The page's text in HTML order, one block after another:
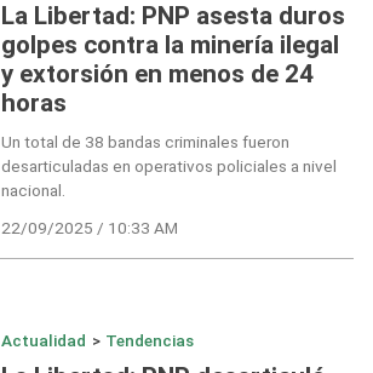
La Libertad: PNP asesta duros
golpes contra la minería ilegal
y extorsión en menos de 24
horas
Un total de 38 bandas criminales fueron
desarticuladas en operativos policiales a nivel
nacional.
22/09/2025 / 10:33 AM
Actualidad > Tendencias